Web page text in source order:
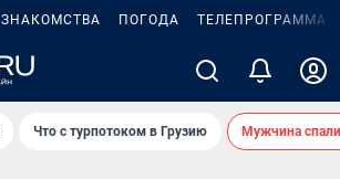
ЗНАКОМСТВА ПОГОДА ТЕЛЕПРОГРАММА
Что с турпотоком в Грузию Мужчина